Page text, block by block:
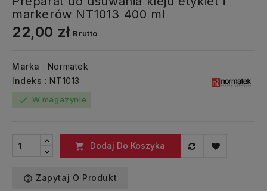
markerów NT1013 400 ml
22,00 zł Brutto
Marka : Normatek
Indeks : NT1013
check W magazynie
 Dodaj Do Koszyka
help_outline Zapytaj O Produkt